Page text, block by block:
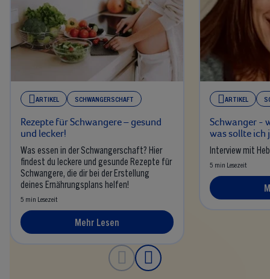
ARTIKEL SCHWANGERSCHAFT
Rezepte für Schwangere – gesund
und lecker!
Was essen in der Schwangerschaft? Hier
findest du leckere und gesunde Rezepte für
Schwangere, die dir bei der Erstellung
deines Ernährungsplans helfen!
5 min Lesezeit
Mehr Lesen
ARTIKEL
Schwanger -
was sollte ich
Interview mit
5 min Lesezeit